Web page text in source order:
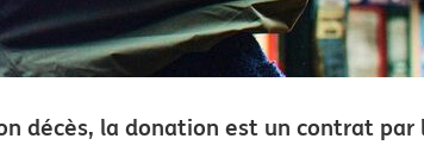
décès, la donation est un contrat par